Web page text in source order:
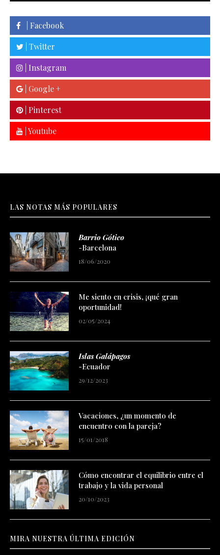
| Facebook
| Twitter
| Instagram
| Google +
| Pinterest
| Youtube
LAS NOTAS MÁS POPULARES
Barrio Gótico
-Barcelona
18/06/2020
Me siento en crisis, ¡qué gran
oportunidad!
02/05/2024
Islas Galápagos
-Ecuador
29/12/2023
Vacaciones, ¿un momento de
encuentro con la pareja?
15/01/2018
Cómo encontrar el equilibrio entre el
trabajo y la vida personal
20/10/2023
MIRA NUESTRA ÚLTIMA EDICIÓN